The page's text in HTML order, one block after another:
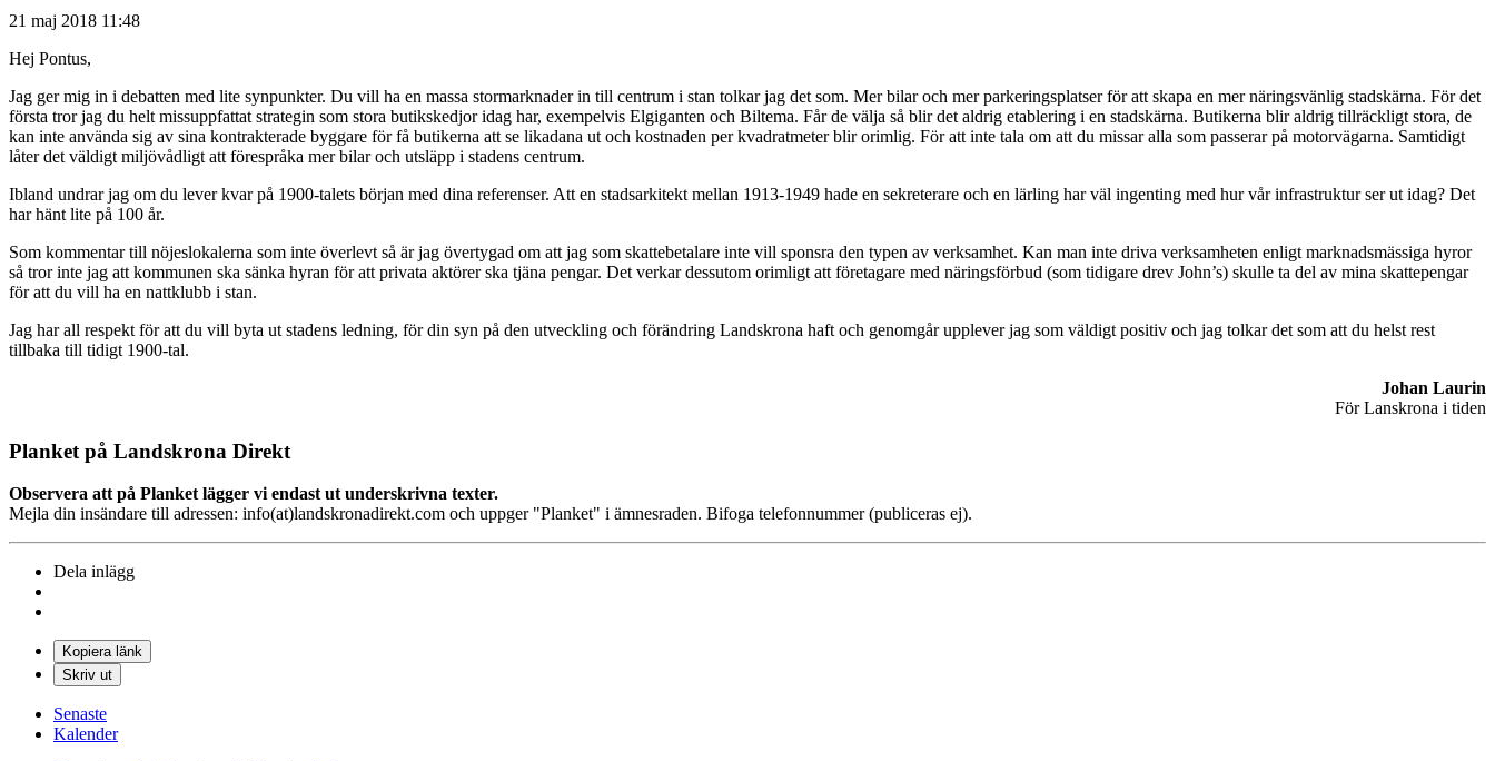
21 maj 2018 11:48
Hej Pontus,
Jag ger mig in i debatten med lite synpunkter. Du vill ha en massa stormarknader in till centrum i stan tolkar jag det som. Mer bilar och mer parkeringsplatser för att skapa en mer näringsvänlig stadskärna. För det
första tror jag du helt missuppfattat strategin som stora butikskedjor idag har, exempelvis Elgiganten och Biltema. Får de välja så blir det aldrig etablering i en stadskärna. Butikerna blir aldrig tillräckligt stora, de
kan inte använda sig av sina kontrakterade byggare för få butikerna att se likadana ut och kostnaden per kvadratmeter blir orimlig. För att inte tala om att du missar alla som passerar på motorvägarna. Samtidigt
låter det väldigt miljövådligt att förespråka mer bilar och utsläpp i stadens centrum.
Ibland undrar jag om du lever kvar på 1900-talets början med dina referenser. Att en stadsarkitekt mellan 1913-1949 hade en sekreterare och en lärling har väl ingenting med hur vår infrastruktur ser ut idag? Det
har hänt lite på 100 år.
Som kommentar till nöjeslokalerna som inte överlevt så är jag övertygad om att jag som skattebetalare inte vill sponsra den typen av verksamhet. Kan man inte driva verksamheten enligt marknadsmässiga hyror
så tror inte jag att kommunen ska sänka hyran för att privata aktörer ska tjäna pengar. Det verkar dessutom orimligt att företagare med näringsförbud (som tidigare drev John’s) skulle ta del av mina skattepengar
för att du vill ha en nattklubb i stan.
Jag har all respekt för att du vill byta ut stadens ledning, för din syn på den utveckling och förändring Landskrona haft och genomgår upplever jag som väldigt positiv och jag tolkar det som att du helst rest
tillbaka till tidigt 1900-tal.
Johan Laurin
För Lanskrona i tiden
Planket på Landskrona Direkt
Observera att på Planket lägger vi endast ut underskrivna texter.
Mejla din insändare till adressen: info(at)landskronadirekt.com och uppger "Planket" i ämnesraden. Bifoga telefonnummer (publiceras ej).
Dela inlägg
Kopiera länk
Skriv ut
Senaste
Kalender